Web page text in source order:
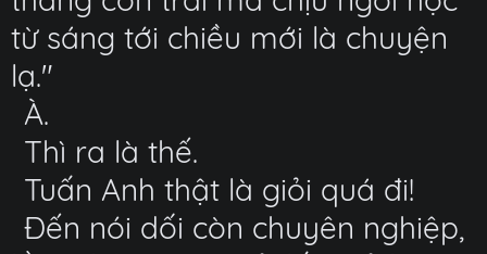
từ sáng tới chiều mới là chuyện
lạ."
À.
Thì ra là thế.
Tuấn Anh thật là giỏi quá đi!
Đến nói dối còn chuyên nghiệp,